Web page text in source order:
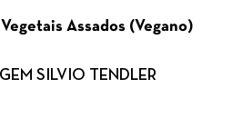
Assados (Vegano)
SILVIO TENDLER